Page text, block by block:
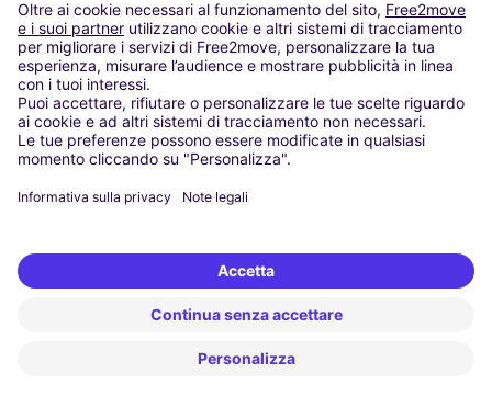
Paris
Madrid
Washington DC
Milano
Roma
Torino
Vienna
Berlino
Düsseldorf